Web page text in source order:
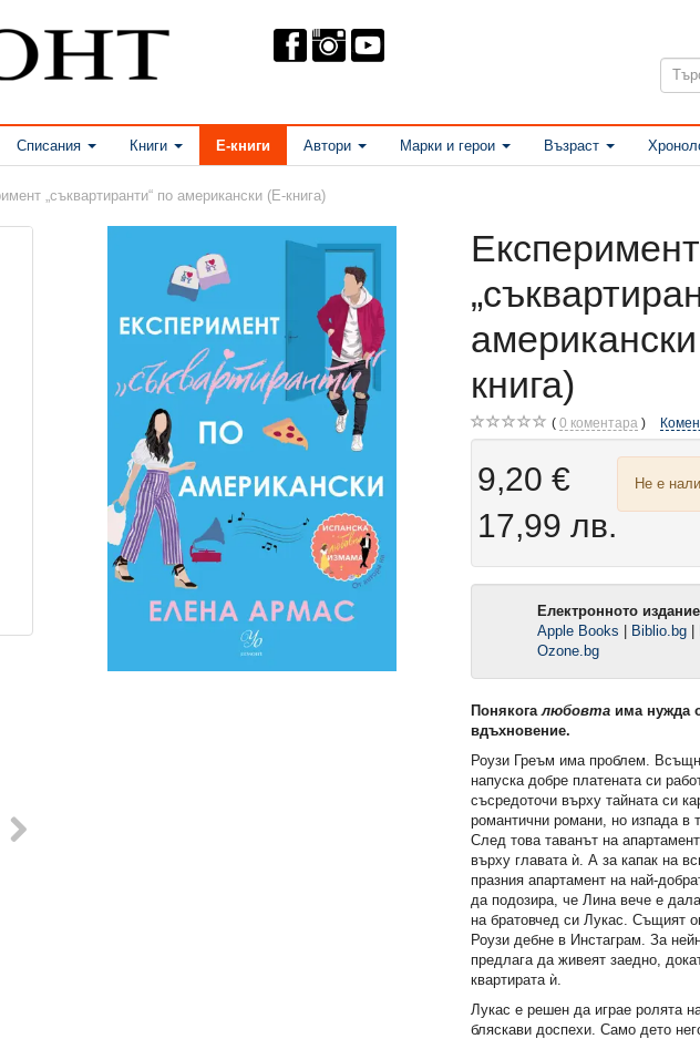
Списания Книги Е-книги Автори Марки и герои Възраст
„съквартиранти“ по американски (Е-книга)
Ръкопис 2244 (Е-книга)
12,49 €
Експеримент
книга)
0 коментара
9,20 €
17,99 лв.
Не е
Електронното
Apple Books | Biblio.bg |
Ozone.bg
Понякогалюбовта има нужда
вдъхновение.
Роузи Греъм има проблем.
напуска добре платената си
съсредоточи върху тайната си
романтични романи, но изпада в
След това таванът на
върху главата ѝ. А за капак на
празния апартамент на най-
да подозира, че Лина вече е
на братовчед си Лукас. Същият
Роузи дебне в Инстаграм. За
предлага да живеят заедно,
квартирата ѝ.
Лукас е решен да играе ролята
бляскави доспехи. Само дето